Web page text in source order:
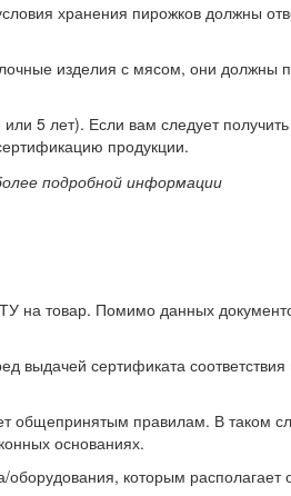
хранения пирожков должны
изделия с мясом, они должны
5 лет). Если вам следует
продукции.
подробной информации
на товар. Помимо данных
выдачей сертификата соответствия
общепринятым правилам. В таком
основаниях.
которым располагает